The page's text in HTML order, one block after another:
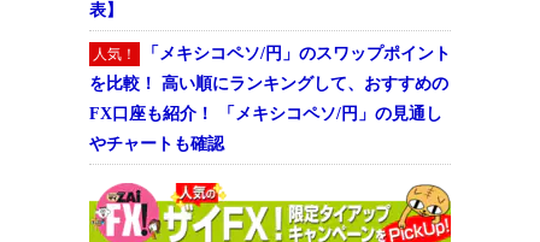
表】
人気！
「メキシコペソ/円」のスワップポイント
を比較！ 高い順にランキングして、おすすめの
FX口座も紹介！ 「メキシコペソ/円」の見通し
やチャートも確認